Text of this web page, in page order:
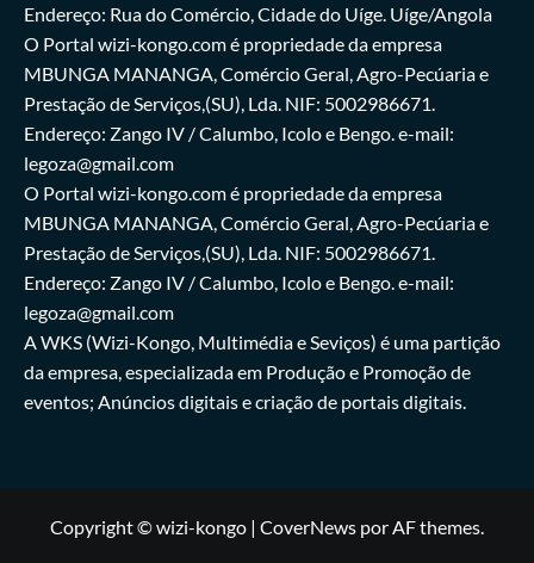
Endereço: Rua do Comércio, Cidade do Uíge. Uíge/Angola
O Portal wizi-kongo.com é propriedade da empresa
MBUNGA MANANGA, Comércio Geral, Agro-Pecúaria e
Prestação de Serviços,(SU), Lda. NIF: 5002986671.
Endereço: Zango IV / Calumbo, Icolo e Bengo. e-mail:
legoza@gmail.com
O Portal wizi-kongo.com é propriedade da empresa
MBUNGA MANANGA, Comércio Geral, Agro-Pecúaria e
Prestação de Serviços,(SU), Lda. NIF: 5002986671.
Endereço: Zango IV / Calumbo, Icolo e Bengo. e-mail:
legoza@gmail.com
A WKS (Wizi-Kongo, Multimédia e Seviços) é uma partição
da empresa, especializada em Produção e Promoção de
eventos; Anúncios digitais e criação de portais digitais.
Copyright © wizi-kongo | CoverNews por AF themes.